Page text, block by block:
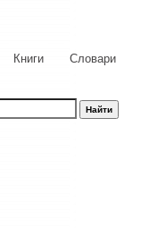
Книги Словари